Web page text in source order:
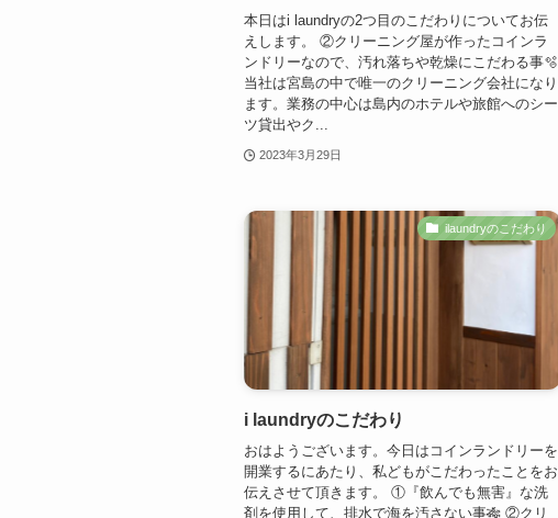
本日はi laundryの2つ目のこだわりについてお伝
えします。 ②クリーニング屋が作ったコインラ
ンドリーなので、汚れ落ちや乾燥にこだわる事🫧
当社は宮島の中で唯一のクリーニング会社になり
ます。業務の中心は島内のホテルや旅館へのシー
ツ貸出やク...
2023年3月29日
ilaundryのこだわり
i laundryのこだわり
おはようございます。今日はコインランドリーを
開業するにあたり、私どもがこだわったことをお
伝えさせて頂きます。 ①『飲んでも無害』な洗
剤を使用して、排水で海を汚さない事🎋 ②クリ